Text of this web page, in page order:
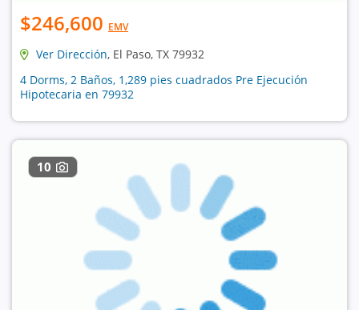
$246,600 EMV
Ver Dirección, El Paso, TX 79932
4 Dorms, 2 Baños, 1,289 pies cuadrados Pre Ejecución
Hipotecaria en 79932
10